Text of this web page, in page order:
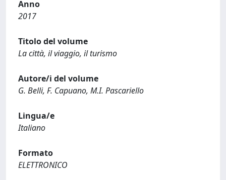
Anno
2017
Titolo del volume
La città, il viaggio, il turismo
Autore/i del volume
G. Belli, F. Capuano, M.I. Pascariello
Lingua/e
Italiano
Formato
ELETTRONICO